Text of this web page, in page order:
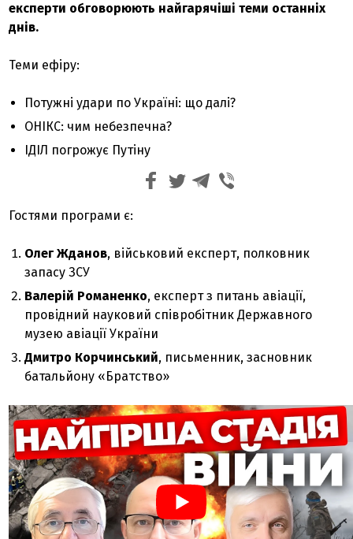
експерти обговорюють найгарячіші теми останніх
днів.
Теми ефіру:
Потужні удари по Україні: що далі?
ОНІКС: чим небезпечна?
ІДІЛ погрожує Путіну
Гостями програми є:
Олег Жданов, військовий експерт, полковник
запасу ЗСУ
Валерій Романенко, експерт з питань авіації,
провідний науковий співробітник Державного
музею авіації України
Дмитро Корчинський, письменник, засновник
батальйону «Братство»